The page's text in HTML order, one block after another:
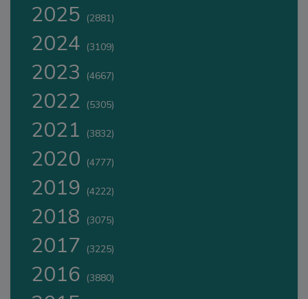
2025 (2881)
2024 (3109)
2023 (4667)
2022 (5305)
2021 (3832)
2020 (4777)
2019 (4222)
2018 (3075)
2017 (3225)
2016 (3880)